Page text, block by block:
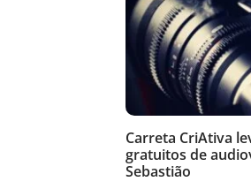
Carreta CriAtiva
gratuitos de
Sebastião